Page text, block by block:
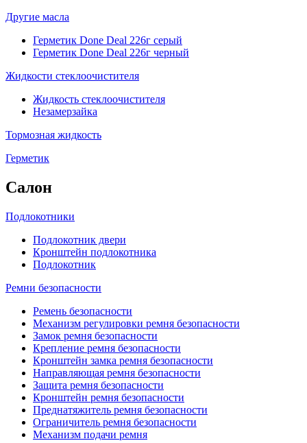
Другие масла
Герметик Done Deal 226г серый
Герметик Done Deal 226г черный
Жидкости стеклоочистителя
Жидкость стеклоочистителя
Незамерзайка
Тормозная жидкость
Герметик
Салон
Подлокотники
Подлокотник двери
Кронштейн подлокотника
Подлокотник
Ремни безопасности
Ремень безопасности
Механизм регулировки ремня безопасности
Замок ремня безопасности
Крепление ремня безопасности
Кронштейн замка ремня безопасности
Направляющая ремня безопасности
Защита ремня безопасности
Кронштейн ремня безопасности
Преднатяжитель ремня безопасности
Ограничитель ремня безопасности
Механизм подачи ремня